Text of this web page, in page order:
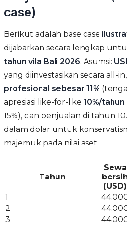
case)
Berikut adalah base case
dijabarkan secara lengkap
tahun vila Bali 2026. Asumsi:
yang diinvestasikan secara all-in,
profesional sebesar 11%
apresiasi like-for-like 10%/tahun
15%), dan penjualan di tahun
dalam dolar untuk
majemuk pada nilai aset.
Tahun
Sewa
bersih
(USD)
1
2
3